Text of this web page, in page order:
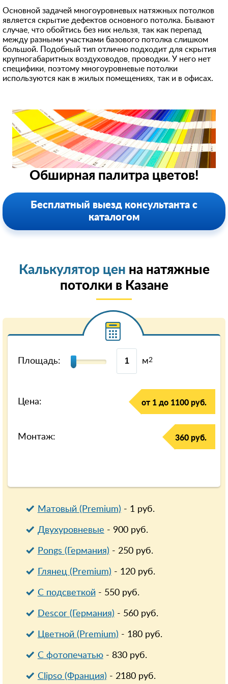
Основной задачей многоуровневых натяжных потолков
является скрытие дефектов основного потолка. Бывают
случае, что обойтись без них нельзя, так как перепад
между разными участками базового потолка слишком
большой. Подобный тип отлично подходит для скрытия
крупногабаритных воздуховодов, проводки. У него нет
специфики, поэтому многоуровневые потолки
используются как в жилых помещениях, так и в офисах.
Обширная палитра цветов!
Бесплатный выезд консультанта с
каталогом
Калькулятор цен на натяжные
потолки в Казанe
Площадь: м2
Цена: от 1 до 1100 руб.
Монтаж: 360 руб.
Матовый (Premium) - 1руб.
Двухуровневые - 900руб.
Pongs (Германия) - 250руб.
Глянец (Premium) - 120руб.
С подсветкой- 550руб.
Descor (Германия) - 560руб.
Цветной (Premium) - 180руб.
С фотопечатью- 830руб.
Clipso (Франция) - 2180руб.